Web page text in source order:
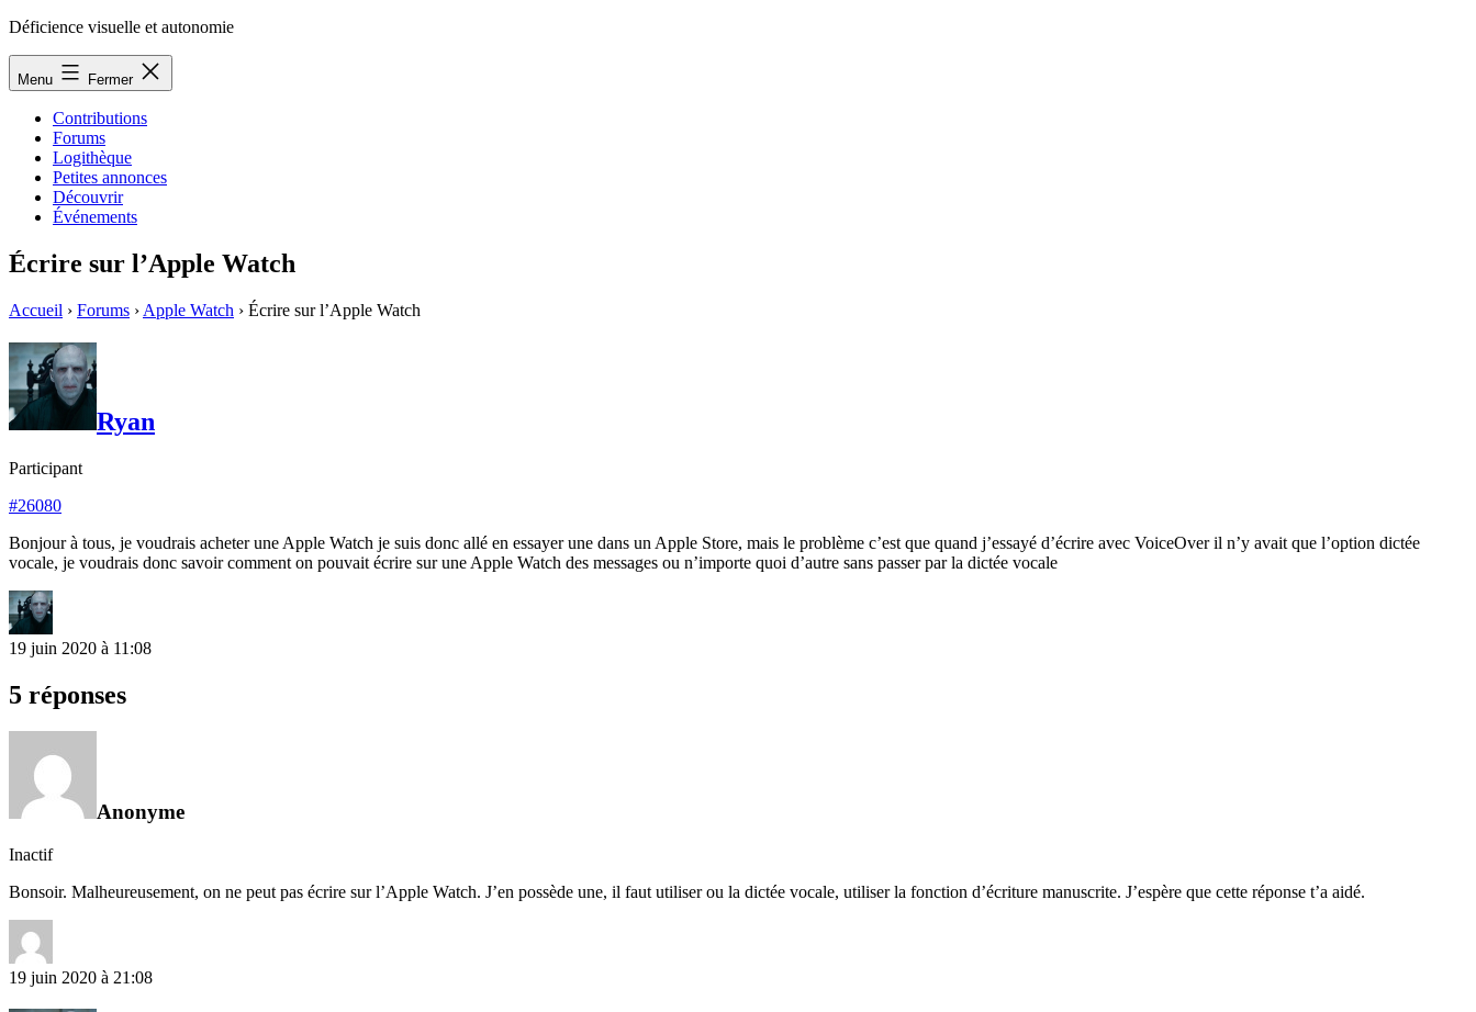
Déficience visuelle et autonomie
Menu Fermer
Contributions
Forums
Logithèque
Petites annonces
Découvrir
Événements
Écrire sur l’Apple Watch
Accueil › Forums › Apple Watch › Écrire sur l’Apple Watch
Ryan
Participant
#26080
Bonjour à tous, je voudrais acheter une Apple Watch je suis donc allé en essayer une dans un Apple Store, mais le problème c’est que quand j’essayé d’écrire avec VoiceOver il n’y avait que l’option dictée
vocale, je voudrais donc savoir comment on pouvait écrire sur une Apple Watch des messages ou n’importe quoi d’autre sans passer par la dictée vocale
19 juin 2020 à 11:08
5 réponses
Anonyme
Inactif
Bonsoir. Malheureusement, on ne peut pas écrire sur l’Apple Watch. J’en possède une, il faut utiliser ou la dictée vocale, utiliser la fonction d’écriture manuscrite. J’espère que cette réponse t’a aidé.
19 juin 2020 à 21:08